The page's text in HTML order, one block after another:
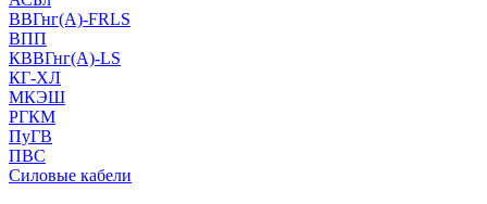
ВВГнг(А)-FRLS
ВПП
КВВГнг(А)-LS
КГ-ХЛ
МКЭШ
РГКМ
ПуГВ
ПВС
Силовые кабели